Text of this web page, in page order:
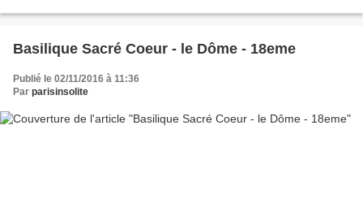
Basilique Sacré Coeur - le Dôme - 18eme
Publié le 02/11/2016 à 11:36
Par parisinsolite